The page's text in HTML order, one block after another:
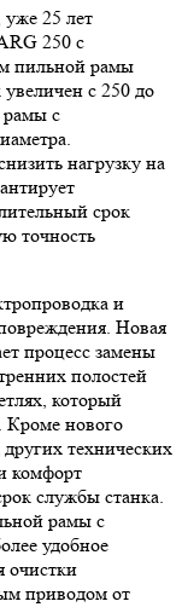
25 лет
250 с
пильной рамы
с 250 до
рамы с
нагрузку на
срок
точность
и
Новая
процесс замены
полостей
который
Кроме нового
технических
комфорт
службы станка.
рамы с
удобное
очистки
приводом от